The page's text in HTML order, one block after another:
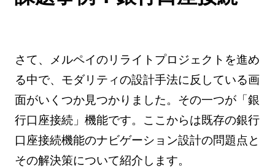
さて、メルペイのリライトプロジェクトを進め
る中で、モダリティの設計手法に反している画
面がいくつか見つかりました。その一つが「銀
行口座接続」機能です。ここからは既存の銀行
口座接続機能のナビゲーション設計の問題点と
その解決策について紹介します。